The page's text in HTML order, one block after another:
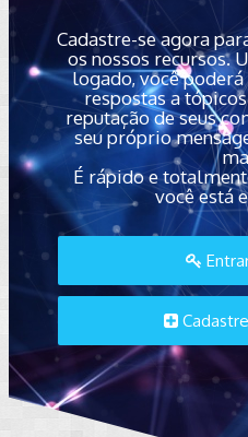
Cadastre-se agora
os nossos recursos.
logado, você
respostas a
reputação de seus
seu próprio
É rápido e
você está